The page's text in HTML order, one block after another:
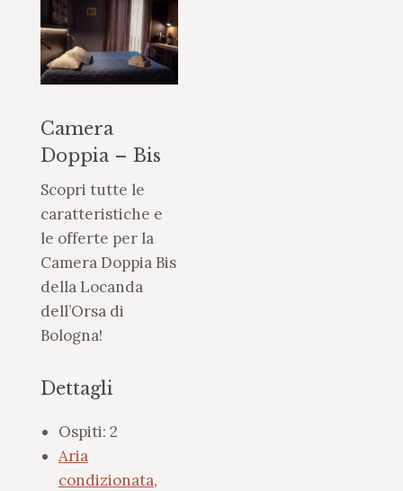
Camera
Doppia – Bis
Scopri tutte le
caratteristiche e
le offerte per la
Camera Doppia Bis
della Locanda
dell’Orsa di
Bologna!
Dettagli
Ospiti: 2
Aria
condizionata,